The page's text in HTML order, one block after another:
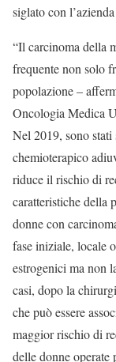
siglato con
“Il carcinoma della
frequente non solo
popolazione –
Oncologia Medica
Nel 2019, sono
chemioterapico
riduce il rischio di
caratteristiche della
donne con
fase iniziale, locale
estrogenici ma non
casi, dopo la
che può essere
maggior rischio di
delle donne operate